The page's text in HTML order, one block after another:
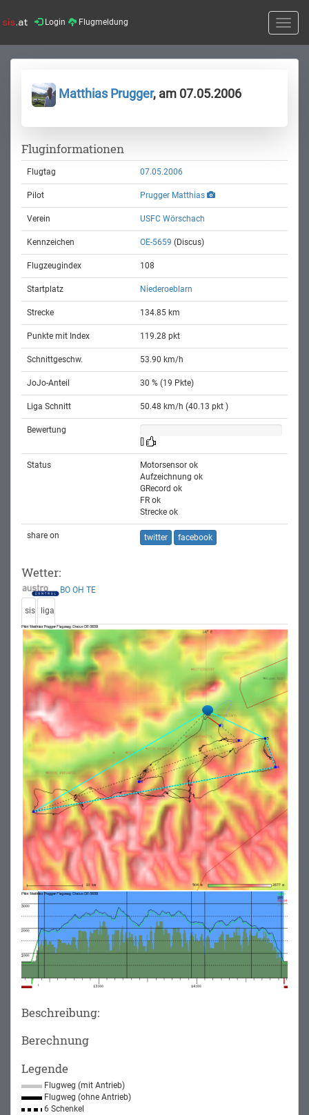
Login Flugmeldung
Toggle
Matthias Prugger, am 07.05.2006
Fluginformationen
Flugtag 07.05.2006
Pilot Prugger Matthias
Verein USFC Wörschach
Kennzeichen OE-5659 (Discus)
Flugzeugindex 108
Startplatz Niederoeblarn
Strecke 134.85 km
Punkte mit Index 119.28 pkt
Schnittgeschw. 53.90 km/h
JoJo-Anteil 30 % (19 Pkte)
Liga Schnitt 50.48 km/h (40.13 pkt )
Bewertung
Status
Motorsensor ok
Aufzeichnung ok
GRecord ok
FR ok
Strecke ok
share on twitter facebook
Wetter:
BO OH TE
sis liga
Beschreibung:
Berechnung
Legende
Flugweg (mit Antrieb)
Flugweg (ohne Antrieb)
6 Schenkel